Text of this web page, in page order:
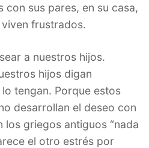
con sus pares, en su casa,
frustrados.
a nuestros hijos.
hijos digan
tengan. Porque estos
desarrollan el deseo con
los griegos antiguos “nada
el otro estrés por